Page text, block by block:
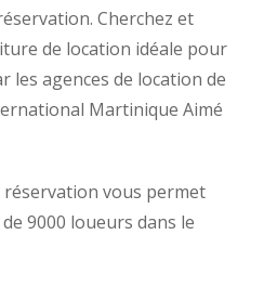
Cherchez et
de location idéale pour
agences de location de
Martinique Aimé
vous permet
de 9000 loueurs dans le